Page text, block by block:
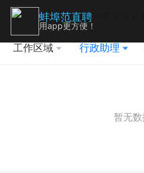
工作区域 行政助理
暂无数
蚌埠范直聘
用app更方便！